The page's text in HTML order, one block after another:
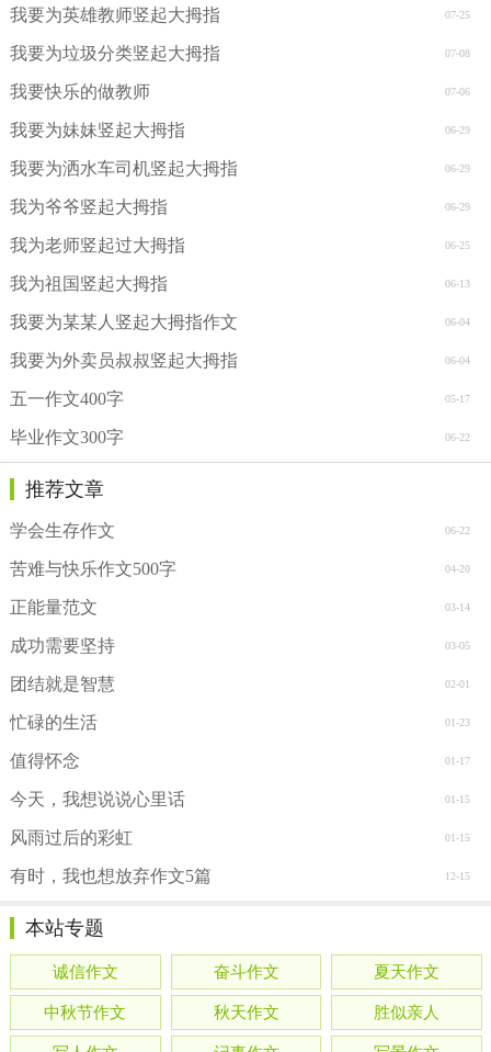
07-25
我要为英雄教师竖起大拇指
07-08
我要为垃圾分类竖起大拇指
07-06
我要快乐的做教师
06-29
我要为妹妹竖起大拇指
06-29
我要为洒水车司机竖起大拇指
06-29
我为爷爷竖起大拇指
06-25
我为老师竖起过大拇指
06-13
我为祖国竖起大拇指
06-04
我要为某某人竖起大拇指作文
06-04
我要为外卖员叔叔竖起大拇指
05-17
五一作文400字
06-22
毕业作文300字
推荐文章
06-22
学会生存作文
04-20
苦难与快乐作文500字
03-14
正能量范文
03-05
成功需要坚持
02-01
团结就是智慧
01-23
忙碌的生活
01-17
值得怀念
01-15
今天，我想说说心里话
01-15
风雨过后的彩虹
12-15
有时，我也想放弃作文5篇
本站专题
诚信作文 奋斗作文 夏天作文
中秋节作文 秋天作文 胜似亲人